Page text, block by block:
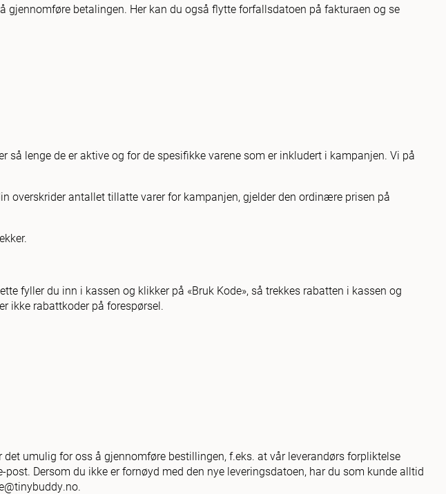
betalingen. Her kan du også flytte forfallsdatoen på fakturaen og se
lenge de er aktive og for de spesifikke varene som er inkludert i kampanjen. Vi på
antallet tillatte varer for kampanjen, gjelder den ordinære prisen på
fyller du inn i kassen og klikker på «Bruk Kode», så trekkes rabatten i kassen og
ikke rabattkoder på forespørsel.
umulig for oss å gjennomføre bestillingen, f.eks. at vår leverandørs forpliktelse
Dersom du ikke er fornøyd med den nye leveringsdatoen, har du som kunde alltid